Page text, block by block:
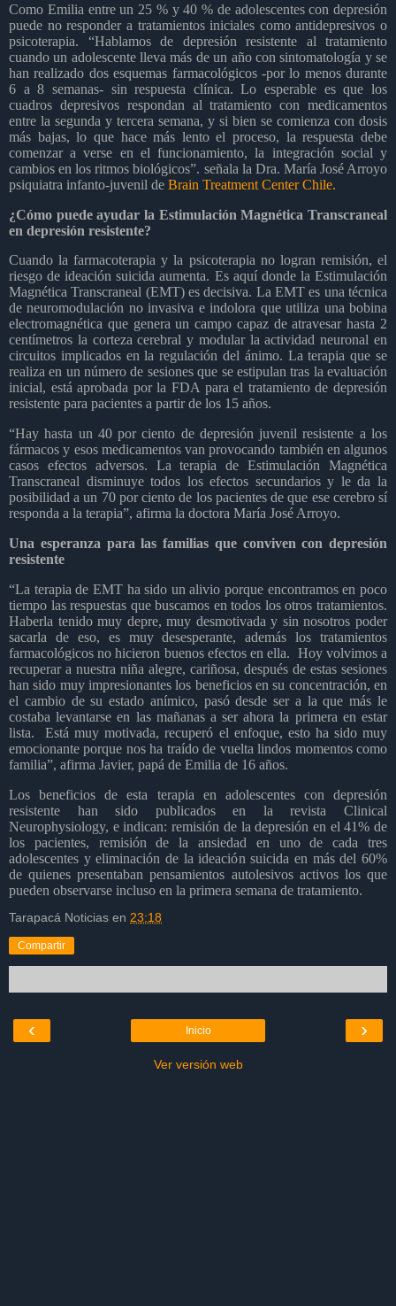
Como Emilia entre un 25 % y 40 % de adolescentes con depresión
puede no responder a tratamientos iniciales como antidepresivos o
psicoterapia. “Hablamos de depresión resistente al tratamiento
cuando un adolescente lleva más de un año con sintomatología y se
han realizado dos esquemas farmacológicos -por lo menos durante
6 a 8 semanas- sin respuesta clínica. Lo esperable es que los
cuadros depresivos respondan al tratamiento con medicamentos
entre la segunda y tercera semana, y si bien se comienza con dosis
más bajas, lo que hace más lento el proceso, la respuesta debe
comenzar a verse en el funcionamiento, la integración social y
cambios en los ritmos biológicos”. señala la Dra. María José Arroyo
psiquiatra infanto-juvenil de Brain Treatment Center Chile.
¿Cómo puede ayudar la Estimulación Magnética Transcraneal
en depresión resistente?
Cuando la farmacoterapia y la psicoterapia no logran remisión, el
riesgo de ideación suicida aumenta. Es aquí donde la Estimulación
Magnética Transcraneal (EMT) es decisiva. La EMT es una técnica
de neuromodulación no invasiva e indolora que utiliza una bobina
electromagnética que genera un campo capaz de atravesar hasta 2
centímetros la corteza cerebral y modular la actividad neuronal en
circuitos implicados en la regulación del ánimo. La terapia que se
realiza en un número de sesiones que se estipulan tras la evaluación
inicial, está aprobada por la FDA para el tratamiento de depresión
resistente para pacientes a partir de los 15 años.
“Hay hasta un 40 por ciento de depresión juvenil resistente a los
fármacos y esos medicamentos van provocando también en algunos
casos efectos adversos. La terapia de Estimulación Magnética
Transcraneal disminuye todos los efectos secundarios y le da la
posibilidad a un 70 por ciento de los pacientes de que ese cerebro sí
responda a la terapia”, afirma la doctora María José Arroyo.
Una esperanza para las familias que conviven con depresión
resistente
“La terapia de EMT ha sido un alivio porque encontramos en poco
tiempo las respuestas que buscamos en todos los otros tratamientos.
Haberla tenido muy depre, muy desmotivada y sin nosotros poder
sacarla de eso, es muy desesperante, además los tratamientos
farmacológicos no hicieron buenos efectos en ella. Hoy volvimos a
recuperar a nuestra niña alegre, cariñosa, después de estas sesiones
han sido muy impresionantes los beneficios en su concentración, en
el cambio de su estado anímico, pasó desde ser a la que más le
costaba levantarse en las mañanas a ser ahora la primera en estar
lista.
Está muy motivada, recuperó el enfoque, esto ha sido muy
emocionante porque nos ha traído de vuelta lindos momentos como
familia”, afirma Javier, papá de Emilia de 16 años.
Los beneficios de esta terapia en adolescentes con depresión
resistente han sido publicados en la revista Clinical
Neurophysiology, e indican: remisión de la depresión en el 41% de
los pacientes, remisión de la ansiedad en uno de cada tres
adolescentes y eliminación de la ideación suicida en más del 60%
de quienes presentaban pensamientos autolesivos activos los que
pueden observarse incluso en la primera semana de tratamiento.
Tarapacá Noticias en 23:18
Compartir
‹ ›
Inicio
Ver versión web